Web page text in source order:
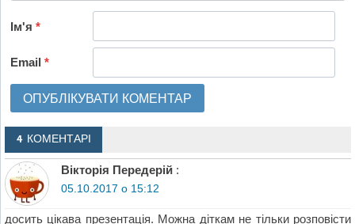
Ім'я*
Email*
4 КОМЕНТАРІ
Вікторія Передерій :
05.10.2017 о 15:12
досить цікава презентація. Можна діткам не тільки розповісти